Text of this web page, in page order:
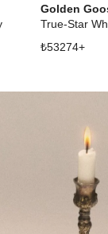
Golden
₺53274+